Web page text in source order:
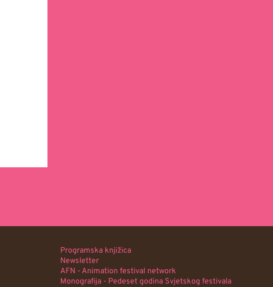
Programska knjižica
Newsletter
AFN - Animation festival network
Monografija - Pedeset godina Svjetskog festivala